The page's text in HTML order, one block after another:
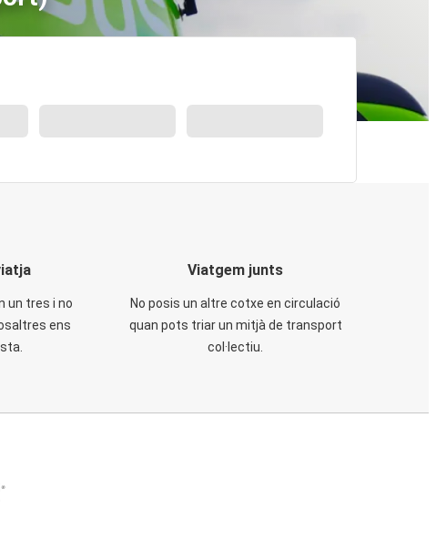
un tres i no
ens
Viatgem junts
No posis un altre cotxe en circulació
quan pots triar un mitjà de transport
col·lectiu.